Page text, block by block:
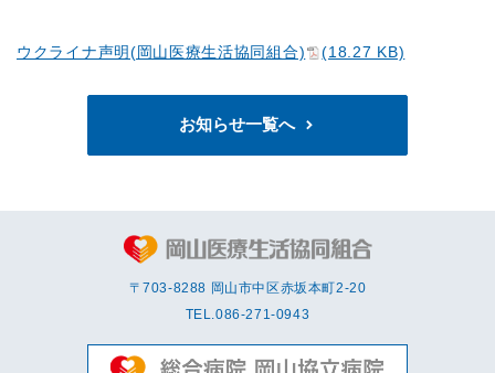
ウクライナ声明(岡山医療生活協同組合) (18.27 KB)
お知らせ一覧へ
〒703-8288 岡⼭市中区赤坂本町2-20
TEL.086-271-0943